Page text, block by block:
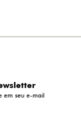
em seu e-mail